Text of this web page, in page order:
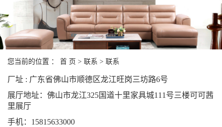
您当前的位置 ： 首 页 > 联系 > 联系
厂址 : 广东省佛山市顺德区龙江旺岗三坊路6号
展厅地址：佛山市龙江325国道十里家具城111号三楼可可茜
里展厅
手机：15815633000